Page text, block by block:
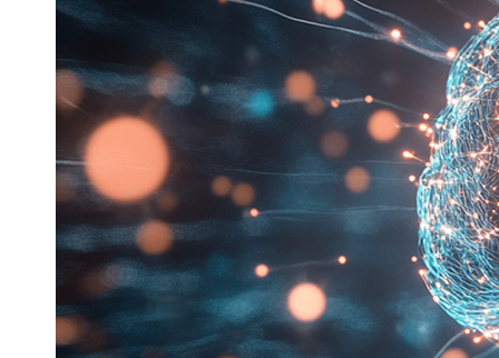
의공학연구소
조직세포자원센터
빅데이터연구센터
융합연구지원센터
R&D사업단
세포치료센터